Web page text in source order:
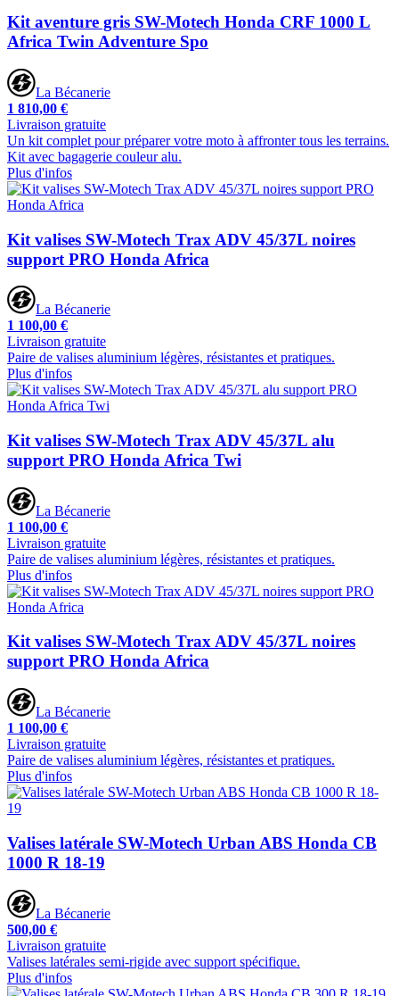
Kit aventure gris SW-Motech Honda CRF 1000 L
Africa Twin Adventure Spo
La Bécanerie
1 810,00 €
Livraison gratuite
Un kit complet pour préparer votre moto à affronter tous les terrains.
Kit avec bagagerie couleur alu.
Plus d'infos
Kit valises SW-Motech Trax ADV 45/37L noires
support PRO Honda Africa
La Bécanerie
1 100,00 €
Livraison gratuite
Paire de valises aluminium légères, résistantes et pratiques.
Plus d'infos
Kit valises SW-Motech Trax ADV 45/37L alu
support PRO Honda Africa Twi
La Bécanerie
1 100,00 €
Livraison gratuite
Paire de valises aluminium légères, résistantes et pratiques.
Plus d'infos
Kit valises SW-Motech Trax ADV 45/37L noires
support PRO Honda Africa
La Bécanerie
1 100,00 €
Livraison gratuite
Paire de valises aluminium légères, résistantes et pratiques.
Plus d'infos
Valises latérale SW-Motech Urban ABS Honda CB
1000 R 18-19
La Bécanerie
500,00 €
Livraison gratuite
Valises latérales semi-rigide avec support spécifique.
Plus d'infos